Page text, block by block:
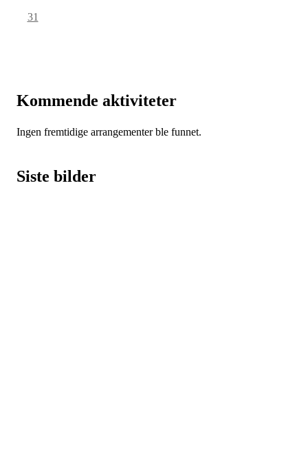
31
Kommende aktiviteter
Ingen fremtidige arrangementer ble funnet.
Siste bilder